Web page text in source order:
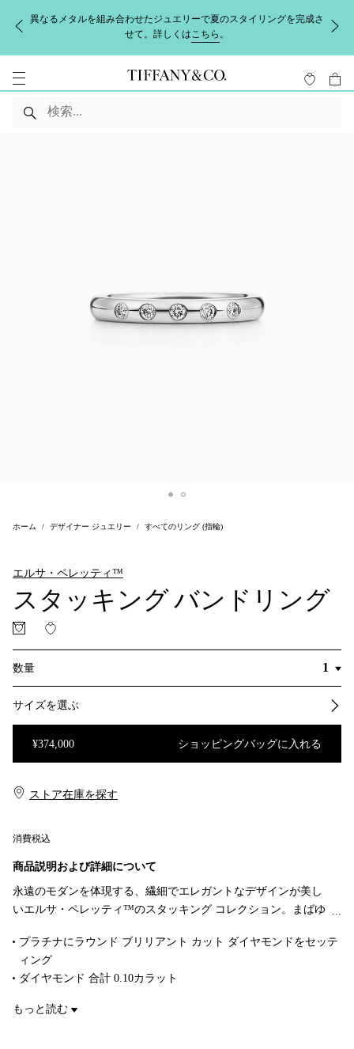
異なるメタルを組み合わせたジュエリーで夏のスタイリングを完成さ
せて。詳しくはこちら 。
ホーム デザイナー ジュエリー すべてのリング (指輪)
エルサ・ペレッティ™
スタッキング バンドリング
数量
サイズを選ぶ
¥374,000 ショッピングバッグに入れる
消費税込
ストア在庫を探す​​
商品説明および詳細について
永遠のモダンを体現する、繊細でエレガントなデザインが美し
いエルサ・ペレッティ™のスタッキング コレクション。まばゆ
を美しく輝かせます。
プラチナにラウンド ブリリアント カット ダイヤモンドをセッテ
ィング
ダイヤモンド 合計 0.10カラット
商品番号:60017151
もっと読む